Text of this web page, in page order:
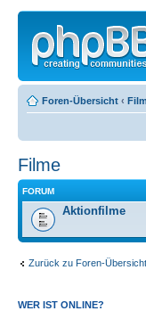
Foren-Übersicht ‹
Filme
FORUM
Aktionfilme
Zurück zu Foren-Übersicht
WER IST ONLINE?